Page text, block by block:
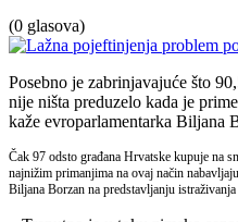
(0 glasova)
Posebno je zabrinjavajuće što
nije ništa preduzelo kada je
kaže evroparlamentarka Biljana
Čak 97 odsto građana Hrvatske kupuje na
najnižim primanjima na ovaj način
Biljana Borzan na predstavljanju